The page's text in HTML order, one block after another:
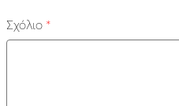
Σχόλιο *